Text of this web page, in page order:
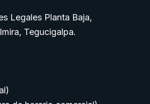
Legales Planta Baja,
Tegucigalpa.